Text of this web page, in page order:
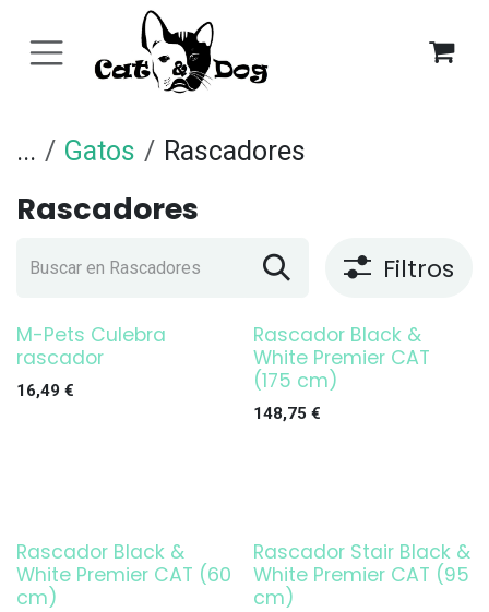
... Gatos Rascadores
Rascadores
Filtros
M-Pets Culebra
rascador
16,49 €
Rascador Black &
White Premier CAT
(175 cm)
148,75 €
Rascador Black &
White Premier CAT (60
cm)
Rascador Stair Black &
White Premier CAT (95
cm)